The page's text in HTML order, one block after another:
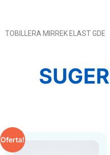
TOBILLERA MIRREK ELAST GDE
Oferta!